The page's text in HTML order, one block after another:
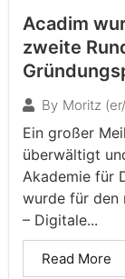
Acadim
zweite
By Moritz
Ein großer
überwältigt
Akademie für
wurde für den
– Digitale...
Read More